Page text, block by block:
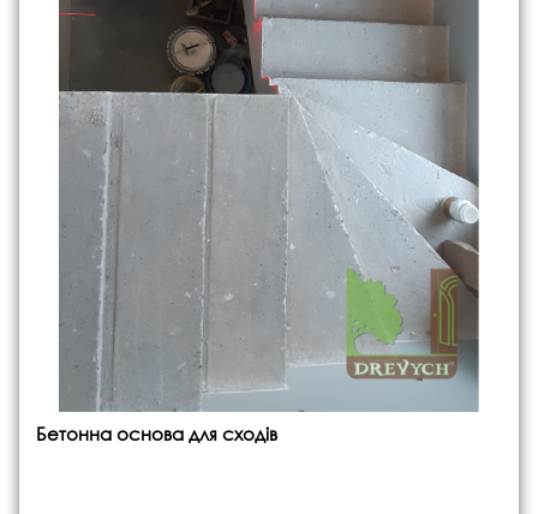
Бетонна основа для сходів